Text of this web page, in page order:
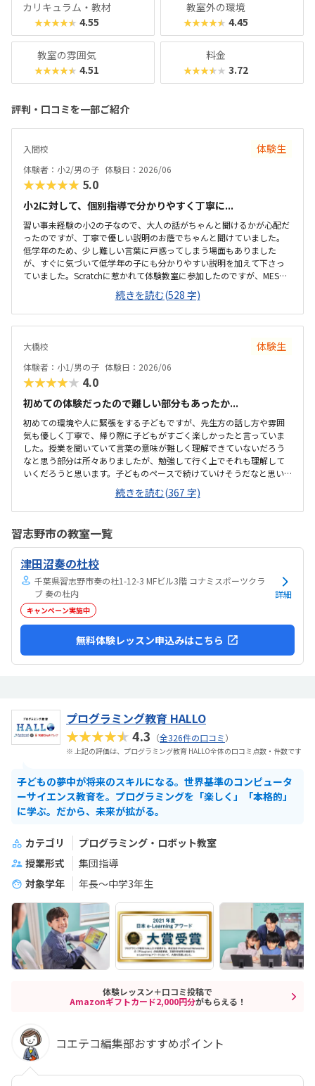
カリキュラム・教材
★★★★★ 4.55
教室外の環境
★★★★★ 4.45
教室の雰囲気
★★★★★ 4.51
料金
★★★★★ 3.72
評判・口コミを一部ご紹介
入間校 体験生
体験者：小2/男の子 体験日：2026/06
★★★★★ 5.0
小2に対して、個別指導で分かりやすく丁寧に...
習い事未経験の小2の子なので、大人の話がちゃんと聞けるかが心配だ
ったのですが、丁寧で優しい説明のお蔭でちゃんと聞けていました。
低学年のため、少し難しい言葉に戸惑ってしまう場面もありました
が、すぐに気づいて低学年の子にも分かりやすい説明を加えて下さっ
ていました。Scratchに惹かれて体験教室に参加したのですが、MESH
やmicro:bitにも興味を示していました。プログラミングがPCの中だけ
の事ではなく、手元のセンサーや物を動かす事もできるという感覚が
掴めてよいと思いました。駅から徒歩10分以内と近いです。建物も分
かりやすく、駐車場も十分にあるようです。プログラミング教室のイ
掘りごたつなので正座をしないでいいのがよかったです。リラックス&
集中できそうでした。他の習い事と比較したら回数の割には高めだと
思いますが、追加で購入し...
続きを読む(528 字)
大橋校 体験生
体験者：小1/男の子 体験日：2026/06
★★★★★ 4.0
初めての体験だったので難しい部分もあったか...
初めての環境や人に緊張をする子どもですが、先生方の話し方や雰囲
気も優しく丁寧で、帰り際に子どもがすごく楽しかったと言っていま
した。授業を聞いていて言葉の意味が難しく理解できていないだろう
なと思う部分は所々ありましたが、勉強して行く上でそれも理解して
いくだろうと思います。子どものペースで続けていけそうだなと思い
ました。他の習い事が近く毎週自転車で行く場所なので子どもも覚え
やすく通いやすいだろうなと思います。時間帯にもよると思います
が、少人数で生徒さんたちや先生方が静かに集中して学習されていて
してほぼ知識がない状況なので、他の教室も見つつ検討しておりま
す。体験が終わった後に先生からメールをいただき、子どものことを褒
めてくださり、やる気に繋がるなと大変嬉しく思いました。
続きを読む(367 字)
習志野市の教室一覧
津田沼奏の杜校
千葉県習志野市奏の杜1-12-3 MFビル3階 コナミスポーツクラ
ブ 奏の杜内
キャンペーン実施中
詳細
無料体験レッスン申込みはこちら
プログラミング教育 HALLO
★★★★★4.3 （全326件の口コミ）
※ 上記の評価は、プログラミング教育 HALLO全体の口コミ点数・件数です
子どもの夢中が将来のスキルになる。世界基準のコンピュータ
ーサイエンス教育を。プログラミングを「楽しく」「本格的」
に学ぶ。だから、未来が拡がる。
カテゴリ
プログラミング・ロボット教室
授業形式
集団指導
対象学年
年長～中学3年生
体験レッスン＋口コミ投稿で
Amazonギフトカード2,000円分がもらえる！
コエテコ編集部おすすめポイント